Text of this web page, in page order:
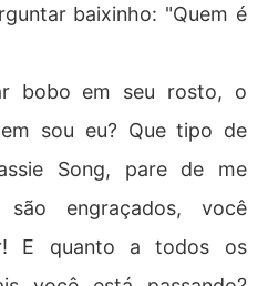
baixinho: "Quem é
bobo em seu rosto, o
sou eu? Que tipo de
Song, pare de me
engraçados, você
E quanto a todos os